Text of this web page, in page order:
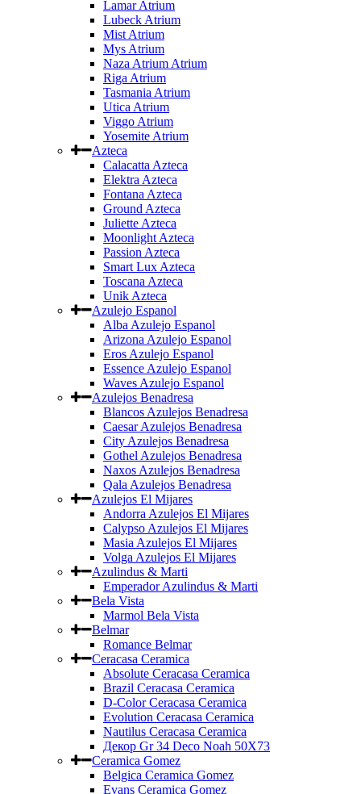
Lamar Atrium
Lubeck Atrium
Mist Atrium
Mys Atrium
Naza Atrium Atrium
Riga Atrium
Tasmania Atrium
Utica Atrium
Viggo Atrium
Yosemite Atrium
Azteca
Calacatta Azteca
Elektra Azteca
Fontana Azteca
Ground Azteca
Juliette Azteca
Moonlight Azteca
Passion Azteca
Smart Lux Azteca
Toscana Azteca
Unik Azteca
Azulejo Espanol
Alba Azulejo Espanol
Arizona Azulejo Espanol
Eros Azulejo Espanol
Essence Azulejo Espanol
Waves Azulejo Espanol
Azulejos Benadresa
Blancos Azulejos Benadresa
Caesar Azulejos Benadresa
City Azulejos Benadresa
Gothel Azulejos Benadresa
Naxos Azulejos Benadresa
Qala Azulejos Benadresa
Azulejos El Mijares
Andorra Azulejos El Mijares
Calypso Azulejos El Mijares
Masia Azulejos El Mijares
Volga Azulejos El Mijares
Azulindus & Marti
Emperador Azulindus & Marti
Bela Vista
Marmol Bela Vista
Belmar
Romance Belmar
Ceracasa Ceramica
Absolute Ceracasa Ceramica
Brazil Ceracasa Ceramica
D-Color Ceracasa Ceramica
Evolution Ceracasa Ceramica
Nautilus Ceracasa Ceramica
Декор Gr 34 Deco Noah 50Х73
Ceramica Gomez
Belgica Ceramica Gomez
Evans Ceramica Gomez